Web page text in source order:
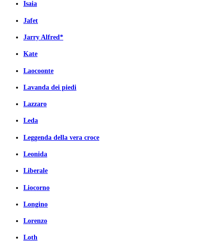
Isaia
Jafet
Jarry Alfred*
Kate
Laocoonte
Lavanda dei piedi
Lazzaro
Leda
Leggenda della vera croce
Leonida
Liberale
Liocorno
Longino
Lorenzo
Loth